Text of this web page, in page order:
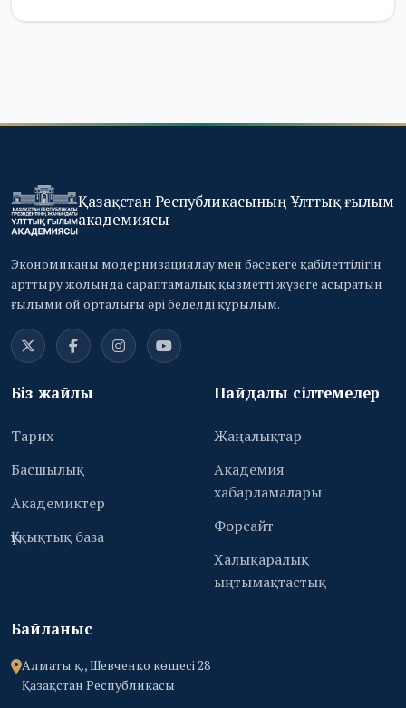
Қазақстан Республикасының Ұлттық ғылым
академиясы
Экономиканы модернизациялау мен бәсекеге қабілеттілігін
арттыру жолында сараптамалық қызметті жүзеге асыратын
ғылыми ой орталығы әрі беделді құрылым.
Біз жайлы
Тарих
Басшылық
Академиктер
Құқықтық база
Пайдалы сілтемелер
Жаңалықтар
Академия
хабарламалары
Форсайт
Халықаралық
ыңтымақтастық
Байланыс
Алматы қ., Шевченко көшесі 28
Қазақстан Республикасы